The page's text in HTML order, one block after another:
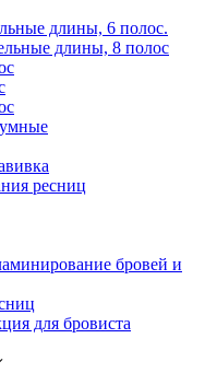
длины, 6 полос.
длины, 8 полос
ресниц
бровей и
для бровиста